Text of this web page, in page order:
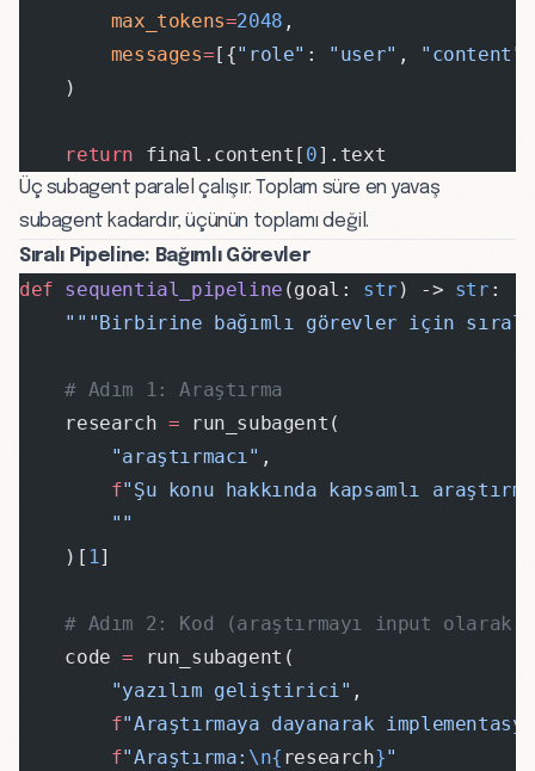
        max_tokens
=2048 ,
        messages
=[{"role" : "user" , "content"
    )
    return
final.content[ 0].text
Üç subagent paralel çalışır. Toplam süre en yavaş
subagent kadardır, üçünün toplamı değil.
Sıralı Pipeline: Bağımlı Görevler
def sequential_pipeline (goal: str ) -> str :
"""Birbirine bağımlı görevler için
    # Adım 1: Araştırma
    research
= run_subagent(
        "araştırmacı"
,
        f
"Şu konu hakkında kapsamlı
        ""
    )[
1]
# Adım 2: Kod (araştırmayı input olarak
    code
= run_subagent(
        "yazılım geliştirici"
,
        f
"Araştırmaya dayanarak
        f
"Araştırma: \n{ research}"